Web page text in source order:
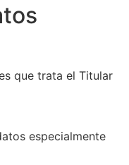
que trata el Titular
especialmente